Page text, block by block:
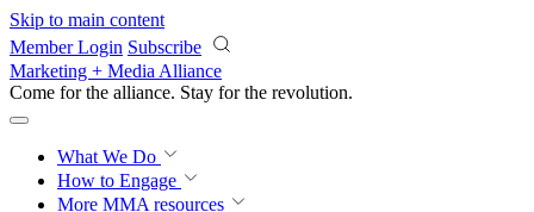
Skip to main content
Member Login Subscribe
Marketing + Media Alliance
Come for the alliance. Stay for the revolution.
What We Do
How to Engage
More MMA resources